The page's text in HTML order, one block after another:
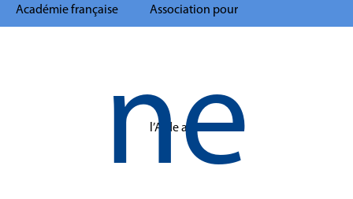
ne
Académie française Association pour
l’Aide aux Jeunes